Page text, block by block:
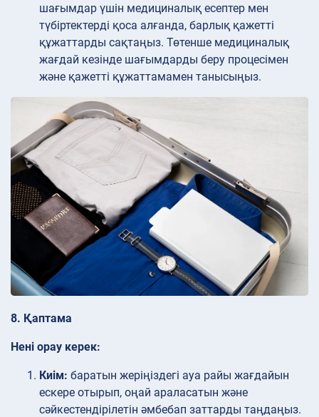
шағымдар үшін медициналық есептер мен
түбіртектерді қоса алғанда, барлық қажетті
құжаттарды сақтаңыз. Төтенше медициналық
жағдай кезінде шағымдарды беру процесімен
және қажетті құжаттамамен танысыңыз.
8. Қаптама
Нені орау керек:
Киім: баратын жеріңіздегі ауа райы жағдайын
ескере отырып, оңай араласатын және
сәйкестендірілетін әмбебап заттарды таңдаңыз.